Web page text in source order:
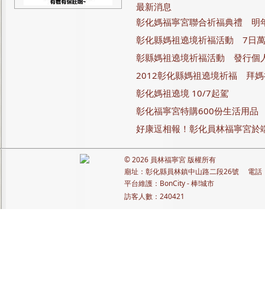
最新消息
彰化媽福寧宮聯合祈福典禮 明
彰化縣媽祖遶境祈福活動 7日
彰縣媽祖遶境祈福活動 發行個
2012彰化縣媽祖遶境祈福 拜媽
彰化媽祖遶境 10/7起駕
彰化福寧宮特購600份生活用
好康逗相報！彰化員林福寧宮於
© 2026 員林福寧宮版權所有
廟址：彰化縣員林鎮中山路二段26號 電話
平台維護： BonCity - 棒!城市
訪客人數： 240421